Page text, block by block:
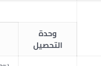
وحدة
التحصيل